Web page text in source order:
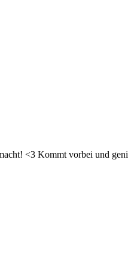
<3 Kommt vorbei und